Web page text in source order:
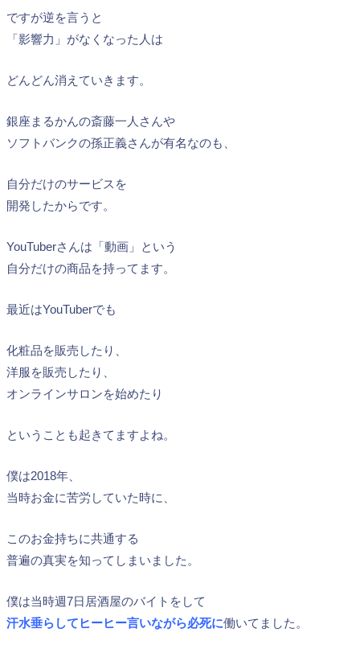
ですが逆を言うと
「影響力」がなくなった人は
どんどん消えていきます。
銀座まるかんの斎藤一人さんや
ソフトバンクの孫正義さんが有名なのも、
自分だけのサービスを
開発したからです。
YouTuberさんは「動画」という
自分だけの商品を持ってます。
最近はYouTuberでも
化粧品を販売したり、
洋服を販売したり、
オンラインサロンを始めたり
ということも起きてますよね。
僕は2018年、
当時お金に苦労していた時に、
このお金持ちに共通する
普遍の真実を知ってしまいました。
僕は当時週7日居酒屋のバイトをして
汗水垂らしてヒーヒー言いながら必死に働いてました。